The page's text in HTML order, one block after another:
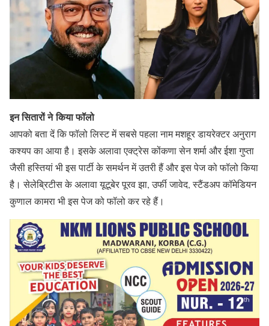
इन सितारों ने किया फॉलो
आपको बता दें कि फॉलो लिस्ट में सबसे पहला नाम मशहूर डायरेक्टर अनुराग
कश्यप का आया है। इसके अलावा एक्ट्रेस कोंकणा सेन शर्मा और ईशा गुप्ता
जैसी हस्तियां भी इस पार्टी के समर्थन में उतरी हैं और इस पेज को फॉलो किया
है। सेलेब्रिटीस के अलावा यूटूबेर पूरव झा, उर्फी जावेद, स्टैंडअप कॉमेडियन
कुणाल कामरा भी इस पेज को फॉलो कर रहे हैं।